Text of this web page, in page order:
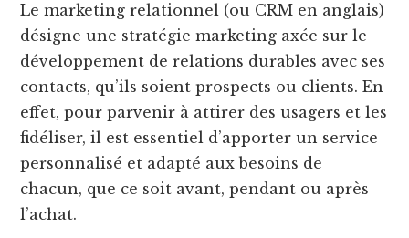
Le marketing relationnel (ou CRM en anglais)
désigne une stratégie marketing axée sur le
développement de relations durables avec ses
contacts, qu’ils soient prospects ou clients. En
effet, pour parvenir à attirer des usagers et les
fidéliser, il est essentiel d’apporter un service
personnalisé et adapté aux besoins de
chacun, que ce soit avant, pendant ou après
l’achat.